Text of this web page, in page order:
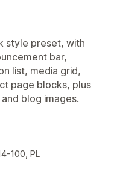
style preset, with
bar,
list, media grid,
page blocks, plus
blog images.
100, PL